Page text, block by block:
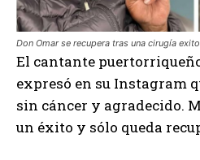
Don Omar se recupera tras una cirugía
El cantante
expresó en su Instagram
sin cáncer y agradecido.
un éxito y sólo queda